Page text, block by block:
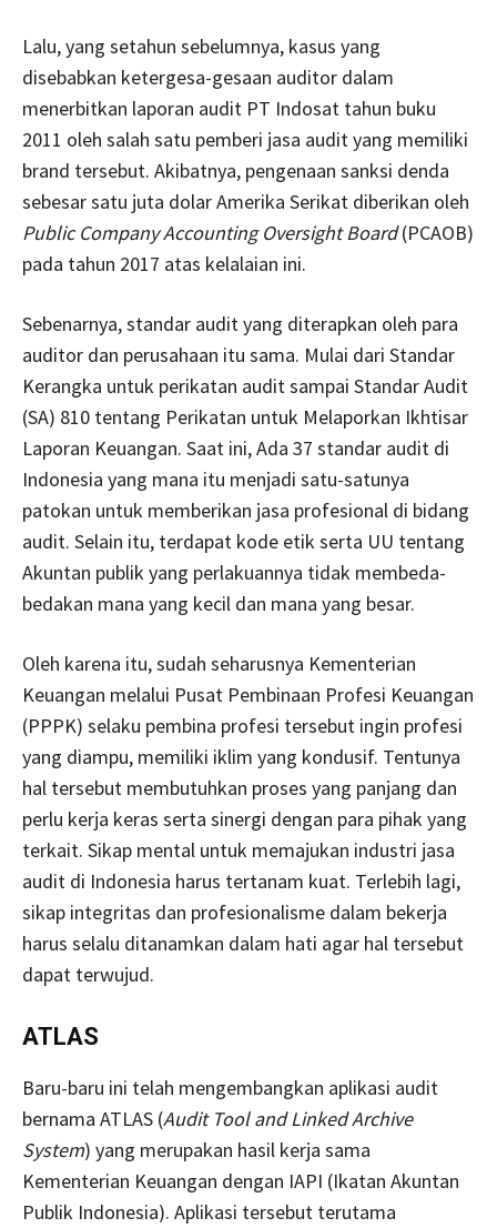
Lalu, yang setahun sebelumnya, kasus yang
disebabkan ketergesa-gesaan auditor dalam
menerbitkan laporan audit PT Indosat tahun buku
2011 oleh salah satu pemberi jasa audit yang memiliki
brand tersebut. Akibatnya, pengenaan sanksi denda
sebesar satu juta dolar Amerika Serikat diberikan oleh
Public Company Accounting Oversight Board(PCAOB)
pada tahun 2017 atas kelalaian ini.
Sebenarnya, standar audit yang diterapkan oleh para
auditor dan perusahaan itu sama. Mulai dari Standar
Kerangka untuk perikatan audit sampai Standar Audit
(SA) 810 tentang Perikatan untuk Melaporkan Ikhtisar
Laporan Keuangan. Saat ini, Ada 37 standar audit di
Indonesia yang mana itu menjadi satu-satunya
patokan untuk memberikan jasa profesional di bidang
audit. Selain itu, terdapat kode etik serta UU tentang
Akuntan publik yang perlakuannya tidak membeda-
bedakan mana yang kecil dan mana yang besar.
Oleh karena itu, sudah seharusnya Kementerian
Keuangan melalui Pusat Pembinaan Profesi Keuangan
(PPPK) selaku pembina profesi tersebut ingin profesi
yang diampu, memiliki iklim yang kondusif. Tentunya
hal tersebut membutuhkan proses yang panjang dan
perlu kerja keras serta sinergi dengan para pihak yang
terkait. Sikap mental untuk memajukan industri jasa
audit di Indonesia harus tertanam kuat. Terlebih lagi,
sikap integritas dan profesionalisme dalam bekerja
harus selalu ditanamkan dalam hati agar hal tersebut
dapat terwujud.
ATLAS
Baru-baru ini telah mengembangkan aplikasi audit
bernama ATLAS (Audit Tool and Linked Archive
System) yang merupakan hasil kerja sama
Kementerian Keuangan dengan IAPI (Ikatan Akuntan
Publik Indonesia). Aplikasi tersebut terutama